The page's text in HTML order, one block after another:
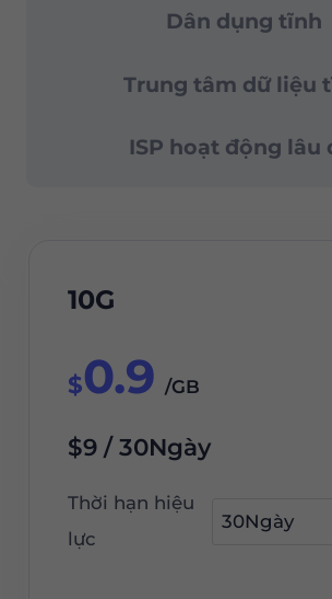
Dân dụng tĩnh
Trung tâm dữ liệu
ISP hoạt động lâu
10G
$0.9 /GB
$9 / 30Ngày
Thời hạn hiệu
lực